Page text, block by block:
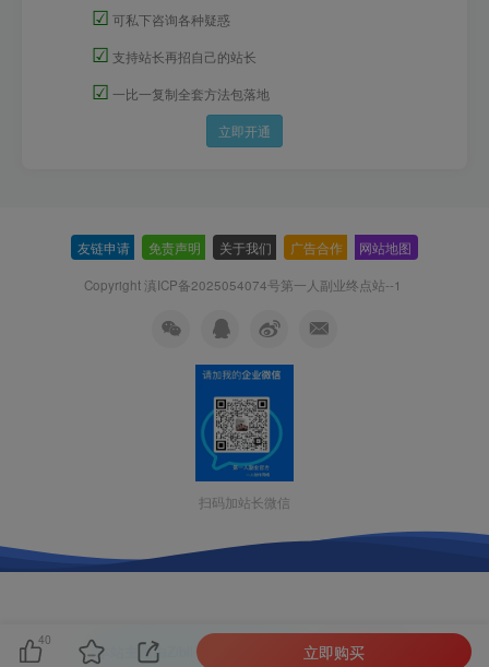
☑ 可私下咨询各种疑惑
☑ 支持站长再招自己的站长
☑ 一比一复制全套方法包落地
立即开通
友链申请 免责声明 关于我们 广告合作 网站地图
Copyright 滇ICP备2025054074号第一人副业终点站--1
扫码加站长微信
40
立即购买
本站主题由Zibll子比主题强力驱动 联系作者